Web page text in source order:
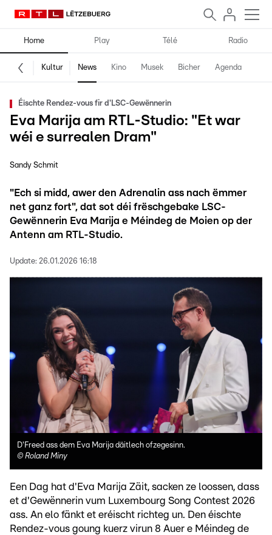
Home Play Télé Radio
Kultur News Kino Musek Bicher Agenda
Éischte Rendez-vous fir d'LSC-Gewënnerin
Eva Marija am RTL-Studio: "Et war
wéi e surrealen Dram"
Sandy Schmit
"Ech si midd, awer den Adrenalin ass nach ëmmer
net ganz fort", dat sot déi frëschgebake LSC-
Gewënnerin Eva Marija e Méindeg de Moien op der
Antenn am RTL-Studio.
Update: 26.01.2026 16:18
D'Freed ass dem Eva Marija däitlech ofzegesinn.
© Roland Miny
Een Dag hat d'Eva Marija Zäit, sacken ze loossen, dass
et d'Gewënnerin vum Luxembourg Song Contest 2026
ass. An elo fänkt et eréischt richteg un. Den éischte
Rendez-vous goung kuerz virun 8 Auer e Méindeg de